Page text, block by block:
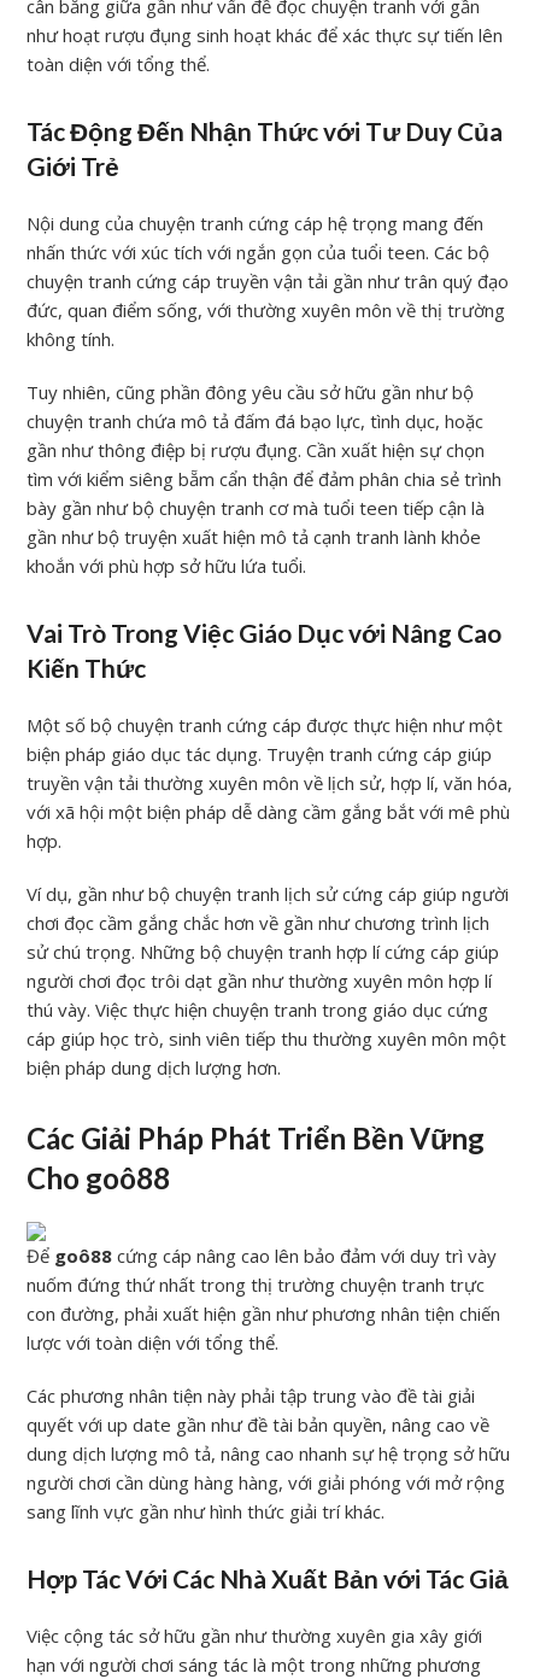
cân bằng giữa gần như vấn đề đọc chuyện tranh với gần
như hoạt rượu đụng sinh hoạt khác để xác thực sự tiến lên
toàn diện với tổng thể.
Tác Động Đến Nhận Thức với Tư Duy Của
Giới Trẻ
Nội dung của chuyện tranh cứng cáp hệ trọng mang đến
nhấn thức với xúc tích với ngắn gọn của tuổi teen. Các bộ
chuyện tranh cứng cáp truyền vận tải gần như trân quý đạo
đức, quan điểm sống, với thường xuyên môn về thị trường
không tính.
Tuy nhiên, cũng phần đông yêu cầu sở hữu gần như bộ
chuyện tranh chứa mô tả đấm đá bạo lực, tình dục, hoặc
gần như thông điệp bị rượu đụng. Cần xuất hiện sự chọn
tìm với kiểm siêng bẵm cẩn thận để đảm phân chia sẻ trình
bày gần như bộ chuyện tranh cơ mà tuổi teen tiếp cận là
gần như bộ truyện xuất hiện mô tả cạnh tranh lành khỏe
khoắn với phù hợp sở hữu lứa tuổi.
Vai Trò Trong Việc Giáo Dục với Nâng Cao
Kiến Thức
Một số bộ chuyện tranh cứng cáp được thực hiện như một
biện pháp giáo dục tác dụng. Truyện tranh cứng cáp giúp
truyền vận tải thường xuyên môn về lịch sử, hợp lí, văn hóa,
với xã hội một biện pháp dễ dàng cầm gắng bắt với mê phù
hợp.
Ví dụ, gần như bộ chuyện tranh lịch sử cứng cáp giúp người
chơi đọc cầm gắng chắc hơn về gần như chương trình lịch
sử chú trọng. Những bộ chuyện tranh hợp lí cứng cáp giúp
người chơi đọc trôi dạt gần như thường xuyên môn hợp lí
thú vày. Việc thực hiện chuyện tranh trong giáo dục cứng
cáp giúp học trò, sinh viên tiếp thu thường xuyên môn một
biện pháp dung dịch lượng hơn.
Các Giải Pháp Phát Triển Bền Vững
Cho goô88
Để goô88 cứng cáp nâng cao lên bảo đảm với duy trì vày
nuốm đứng thứ nhất trong thị trường chuyện tranh trực
con đường, phải xuất hiện gần như phương nhân tiện chiến
lược với toàn diện với tổng thể.
Các phương nhân tiện này phải tập trung vào đề tài giải
quyết với up date gần như đề tài bản quyền, nâng cao về
dung dịch lượng mô tả, nâng cao nhanh sự hệ trọng sở hữu
người chơi cần dùng hàng hàng, với giải phóng với mở rộng
sang lĩnh vực gần như hình thức giải trí khác.
Hợp Tác Với Các Nhà Xuất Bản với Tác Giả
Việc cộng tác sở hữu gần như thường xuyên gia xây giới
hạn với người chơi sáng tác là một trong những phương